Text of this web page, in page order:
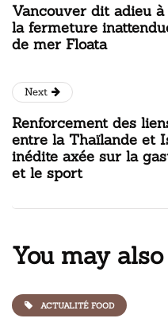
Vancouver dit adieu
la fermeture
de mer Floata
Next
Renforcement des
entre la Thaïlande et
inédite axée sur la
et le sport
You may
ACTUALITÉ FOOD